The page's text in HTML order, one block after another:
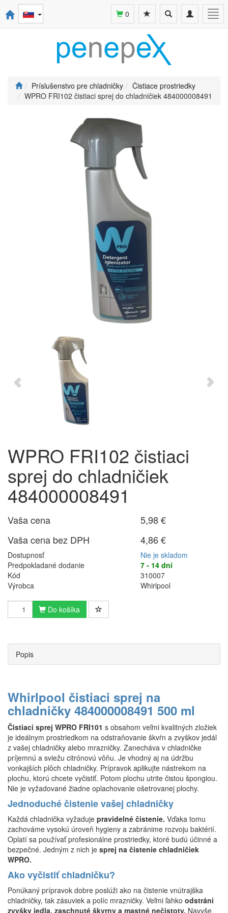
Toggle
navigation
Toggle
search
0
Príslušenstvo pre chladničky
Čistiace prostriedky
WPRO FRI102 čistiaci sprej do chladničiek 484000008491
WPRO FRI102 čistiaci
sprej do chladničiek
484000008491
Vaša cena
5,98 €
Vaša cena bez DPH
4,86 €
Dostupnosť
Nie je skladom
Predpokladané dodanie
7 - 14 dní
Kód
310007
Výrobca
Whirlpool
Do košíka
Popis
Whirlpool čistiaci sprej na
chladničky 484000008491 500 ml
Čistiaci sprej WPRO FRI101 s obsahom veľmi kvalitných zložiek
je ideálnym prostriedkom na odstraňovanie škvŕn a zvyškov jedál
z vašej chladničky alebo mrazničky. Zanecháva v chladničke
príjemnú a sviežu citrónovú vôňu. Je vhodný aj na údržbu
vonkajších plôch chladničky. Prípravok aplikujte nástrekom na
plochu, ktorú chcete vyčistiť. Potom plochu utrite čistou špongiou.
Nie je vyžadované žiadne oplachovanie ošetrovanej plochy.
Jednoduché čistenie vašej chladničky
Každá chladnička vyžaduje pravidelné čistenie. Vďaka tomu
zachováme vysokú úroveň hygieny a zabránime rozvoju baktérií.
Oplatí sa používať profesionálne prostriedky, ktoré budú účinné a
bezpečné. Jedným z nich je sprej na čistenie chladničiek
WPRO.
Ako vyčistiť chladničku?
Ponúkaný prípravok dobre poslúži ako na čistenie vnútrajška
chladničky, tak zásuviek a políc mrazničky. Veľmi ľahko odstráni
zvyšky jedla, zaschnuté škvrny a mastné nečistoty. Navyše